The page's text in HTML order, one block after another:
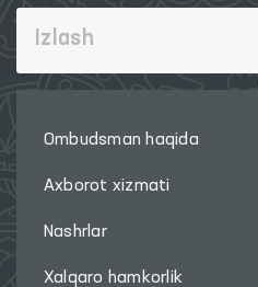
Ombudsman haqida
Axborot xizmati
Nashrlar
Xalqaro hamkorlik